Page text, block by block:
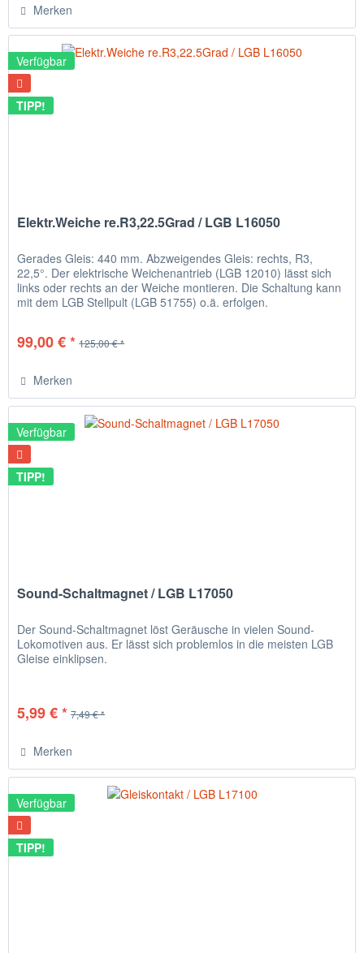
Merken
Verfügbar
TIPP!
Elektr.Weiche re.R3,22.5Grad / LGB L16050
Gerades Gleis: 440 mm. Abzweigendes Gleis: rechts, R3,
22,5°. Der elektrische Weichenantrieb (LGB 12010) lässt sich
links oder rechts an der Weiche montieren. Die Schaltung kann
mit dem LGB Stellpult (LGB 51755) o.ä. erfolgen.
99,00 € * 125,00 € *
Merken
Verfügbar
TIPP!
Sound-Schaltmagnet / LGB L17050
Der Sound-Schaltmagnet löst Geräusche in vielen Sound-
Lokomotiven aus. Er lässt sich problemlos in die meisten LGB
Gleise einklipsen.
5,99 € * 7,49 € *
Merken
Verfügbar
TIPP!